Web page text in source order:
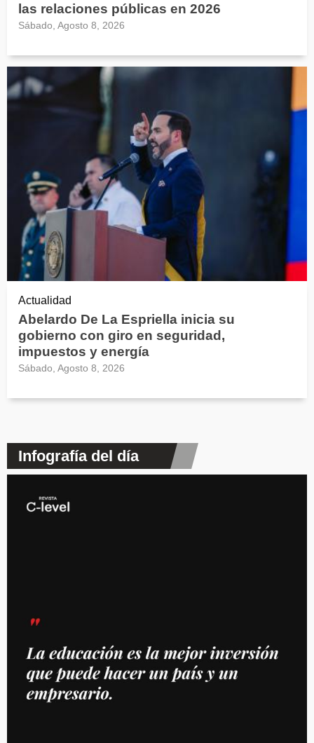
las relaciones públicas en 2026
Sábado, Agosto 8, 2026
Actualidad
Abelardo De La Espriella inicia su
gobierno con giro en seguridad,
impuestos y energía
Sábado, Agosto 8, 2026
Infografía del día